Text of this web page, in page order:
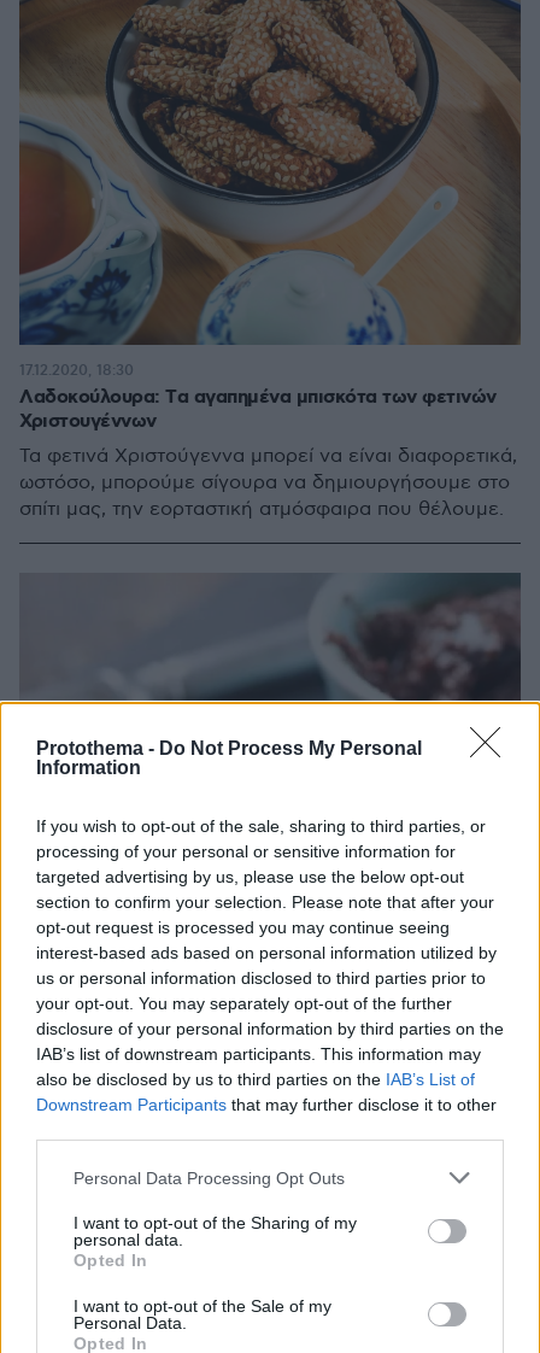
Protothema - Do Not Process My Personal
Information
If you wish to opt-out of the sale, sharing to third parties, or
processing of your personal or sensitive information for
targeted advertising by us, please use the below opt-out
section to confirm your selection. Please note that after your
opt-out request is processed you may continue seeing
interest-based ads based on personal information utilized by
us or personal information disclosed to third parties prior to
your opt-out. You may separately opt-out of the further
disclosure of your personal information by third parties on the
IAB’s list of downstream participants. This information may
also be disclosed by us to third parties on the IAB’s List of
Downstream Participants that may further disclose it to other
Please note that this website/app uses one or more Google
not limited to your visit or usage behaviour. You may click to
grant or deny consent to Google and its third-party tags to
use your data for below specified purposes in below Google
consent section.
Personal Data Processing Opt Outs
I want to opt-out of the Sharing of my
personal data.
Opted In
I want to opt-out of the Sale of my
Personal Data.
Opted In
Λαδοκούλουρα: Tα αγαπημένα μπισκότα των φετινών
Χριστουγέννων
Τα φετινά Χριστούγεννα μπορεί να είναι διαφορετικά,
ωστόσο, μπορούμε σίγουρα να δημιουργήσουμε στο
σπίτι μας, την εορταστική ατμόσφαιρα που θέλουμε.
17.12.2020, 18:30
αναζητάμε πάντα σνακ που θα μας χορταίνουν με
τον πλέον απολαυστικό τρόπο.
27.10.2020, 12:30